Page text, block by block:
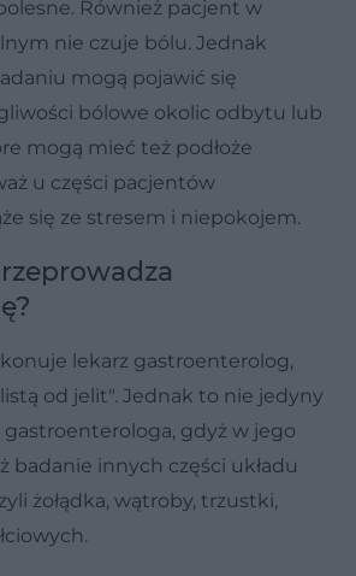
Również pacjent w
nie czuje bólu. Jednak
mogą pojawić się
bólowe okolic odbytu lub
mogą mieć też podłoże
u części pacjentów
się ze stresem i niepokojem.
lekarz gastroenterolog,
od jelit". Jednak to nie jedyny
gastroenterologa, gdyż w jego
badanie innych części układu
żołądka, wątroby, trzustki,